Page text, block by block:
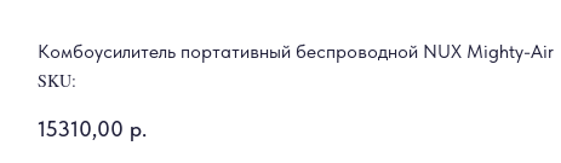
Комбоусилитель портативный беспроводной NUX Mighty-Air
SKU:
15310,00 р.